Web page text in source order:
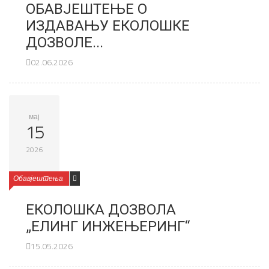
ОБАВЈЕШТЕЊЕ О
ИЗДАВАЊУ ЕКОЛОШКЕ
ДОЗВОЛЕ...
02.06.2026
мај
15
2026
Обавјештења
ЕКОЛОШКА ДОЗВОЛА
„ЕЛИНГ ИНЖЕЊЕРИНГ“
15.05.2026